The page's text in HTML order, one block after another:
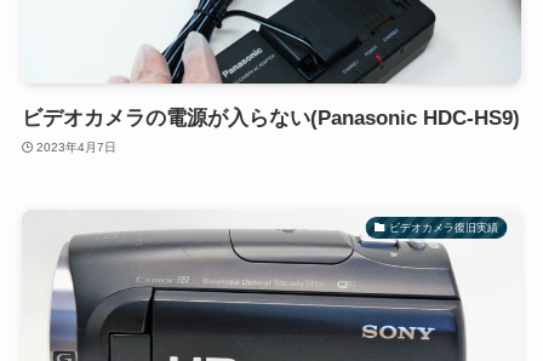
ビデオカメラの電源が入らない(Panasonic HDC-HS9)
2023年4月7日
ビデオカメラ復旧実績